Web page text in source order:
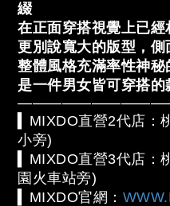
綴
在正面穿搭視覺上已經
更別說寬大的版型，
整體風格充滿率性神秘
是一件男女皆可穿搭的
▍MIXDO直營2代店：
小旁)
▍MIXDO直營3代店：
園火車站旁)
▍MIXDO官網：